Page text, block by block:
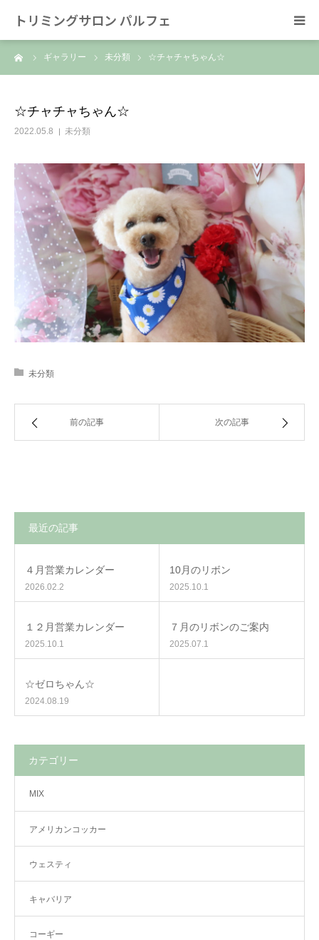
トリミングサロン パルフェ
ギャラリー 未分類 ☆チャチャちゃん☆
☆チャチャちゃん☆
2022.05.8 未分類
未分類
前の記事 次の記事
最近の記事
４月営業カレンダー
2026.02.2
10月のリボン
2025.10.1
１２月営業カレンダー
2025.10.1
７月のリボンのご案内
2025.07.1
☆ゼロちゃん☆
2024.08.19
カテゴリー
MIX
アメリカンコッカー
ウェスティ
キャバリア
コーギー
HOME
スタッフ
SNS/リンク